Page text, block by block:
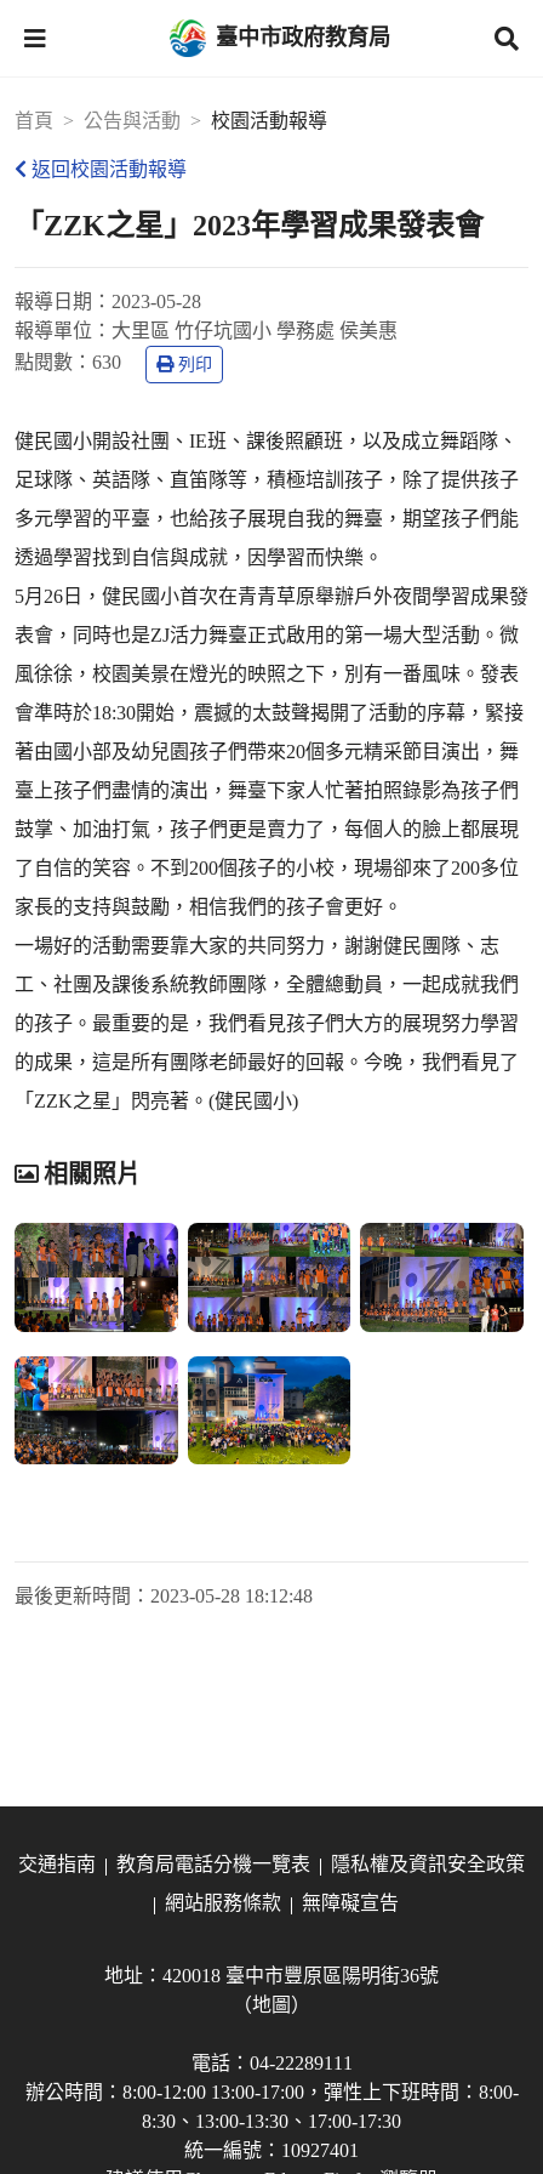
臺中市政府教育局
首頁 公告與活動 校園活動報導
返回校園活動報導
「ZZK之星」2023年學習成果發表會
報導日期： 2023-05-28
報導單位： 大里區 竹仔坑國小 學務處 侯美惠
點閱數： 630 列印
健民國小開設社團、IE班、課後照顧班，以及成立舞蹈隊、
足球隊、英語隊、直笛隊等，積極培訓孩子，除了提供孩子
多元學習的平臺，也給孩子展現自我的舞臺，期望孩子們能
透過學習找到自信與成就，因學習而快樂。
5月26日，健民國小首次在青青草原舉辦戶外夜間學習成果發
表會，同時也是ZJ活力舞臺正式啟用的第一場大型活動。微
風徐徐，校園美景在燈光的映照之下，別有一番風味。發表
會準時於18:30開始，震撼的太鼓聲揭開了活動的序幕，緊接
著由國小部及幼兒園孩子們帶來20個多元精采節目演出，舞
臺上孩子們盡情的演出，舞臺下家人忙著拍照錄影為孩子們
鼓掌、加油打氣，孩子們更是賣力了，每個人的臉上都展現
了自信的笑容。不到200個孩子的小校，現場卻來了200多位
家長的支持與鼓勵，相信我們的孩子會更好。
一場好的活動需要靠大家的共同努力，謝謝健民團隊、志
工、社團及課後系統教師團隊，全體總動員，一起成就我們
的孩子。最重要的是，我們看見孩子們大方的展現努力學習
的成果，這是所有團隊老師最好的回報。今晚，我們看見了
「ZZK之星」閃亮著。(健民國小)
相關照片
最後更新時間： 2023-05-28 18:12:48
交通指南 教育局電話分機一覽表
隱私權及資訊安全政策
網站服務條款
無障礙宣告
地址：420018 臺中市豐原區陽明街36號
（地圖）
電話：04-22289111
辦公時間：8:00-12:00 13:00-17:00，彈性上下班時間：8:00-
8:30、13:00-13:30、17:00-17:30
統一編號：10927401